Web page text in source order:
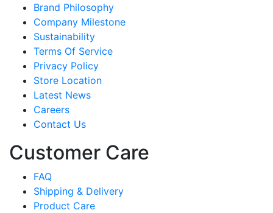
Brand Philosophy
Company Milestone
Sustainability
Terms Of Service
Privacy Policy
Store Location
Latest News
Careers
Contact Us
Customer Care
FAQ
Shipping & Delivery
Product Care